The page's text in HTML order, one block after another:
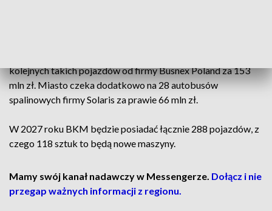
kolejnych takich pojazdów od firmy Busnex Poland za 153
mln zł. Miasto czeka dodatkowo na 28 autobusów
spalinowych firmy Solaris za prawie 66 mln zł.
W 2027 roku BKM będzie posiadać łącznie 288 pojazdów, z
czego 118 sztuk to będą nowe maszyny.
Mamy swój kanał nadawczy w Messengerze. Dołącz i nie
przegap ważnych informacji z regionu.